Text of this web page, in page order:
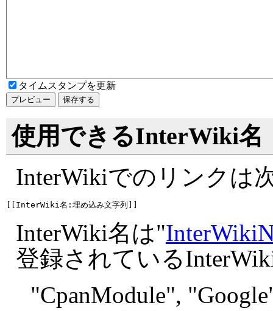
タイムスタンプを更新
使用できるInterWiki名
InterWikiでのリンクは
InterWiki名は"
登録されている
"CpanModule", "